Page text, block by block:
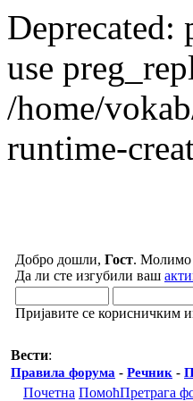
Deprecated:
use
/home/
runtime-
Добро дошли, Гост. Молимо
Да ли сте изгубили ваш
Пријавите се корисничким
Вести:
Правила форума - Речник -
Почетна ПомоћПретрага